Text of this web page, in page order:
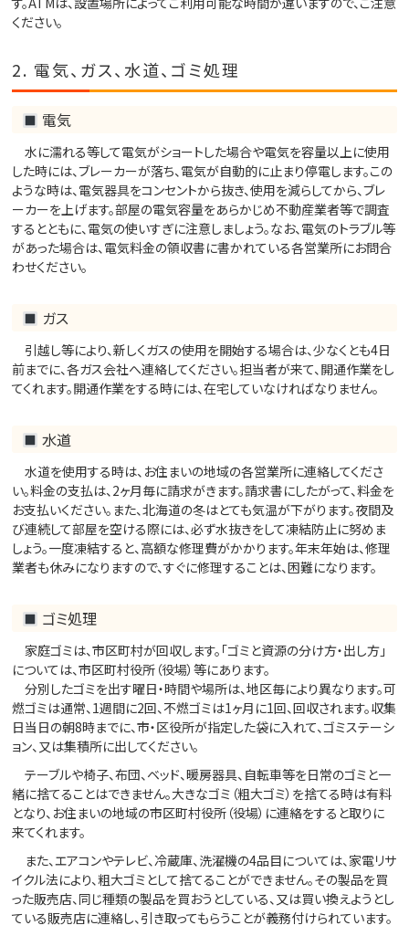
ください。
2. 電気、ガス、水道、ゴミ処理
電気
水に濡れる等して電気がショートした場合や電気を容量以上に使用
した時には、ブレーカーが落ち、電気が自動的に止まり停電します。この
ような時は、電気器具をコンセントから抜き、使用を減らしてから、ブレ
ーカーを上げます。部屋の電気容量をあらかじめ不動産業者等で調査
するとともに、電気の使いすぎに注意しましょう。なお、電気のトラブル等
があった場合は、電気料金の領収書に書かれている各営業所にお問合
わせください。
ガス
引越し等により、新しくガスの使用を開始する場合は、少なくとも4日
前までに、各ガス会社へ連絡してください。担当者が来て、開通作業をし
てくれます。開通作業をする時には、在宅していなければなりません。
水道
水道を使用する時は、お住まいの地域の各営業所に連絡してくださ
い。料金の支払は、2ヶ月毎に請求がきます。請求書にしたがって、料金を
お支払いください。また、北海道の冬はとても気温が下がります。夜間及
び連続して部屋を空ける際には、必ず水抜きをして凍結防止に努めま
しょう。一度凍結すると、高額な修理費がかかります。年末年始は、修理
業者も休みになりますので、すぐに修理することは、困難になります。
ゴミ処理
家庭ゴミは、市区町村が回収します。「ゴミと資源の分け方・出し方」
については、市区町村役所（役場）等にあります。
分別したゴミを出す曜日・時間や場所は、地区毎により異なります。可
燃ゴミは通常、1週間に2回、不燃ゴミは1ヶ月に1回、回収されます。収集
日当日の朝8時までに、市・区役所が指定した袋に入れて、ゴミステーシ
ョン、又は集積所に出してください。
テーブルや椅子、布団、ベッド、暖房器具、自転車等を日常のゴミと一
緒に捨てることはできません。大きなゴミ（粗大ゴミ）を捨てる時は有料
となり、お住まいの地域の市区町村役所（役場）に連絡をすると取りに
来てくれます。
また、エアコンやテレビ、冷蔵庫、洗濯機の4品目については、家電リサ
イクル法により、粗大ゴミとして捨てることができません。その製品を買
った販売店、同じ種類の製品を買おうとしている、又は買い換えようとし
ている販売店に連絡し、引き取ってもらうことが義務付けられています。